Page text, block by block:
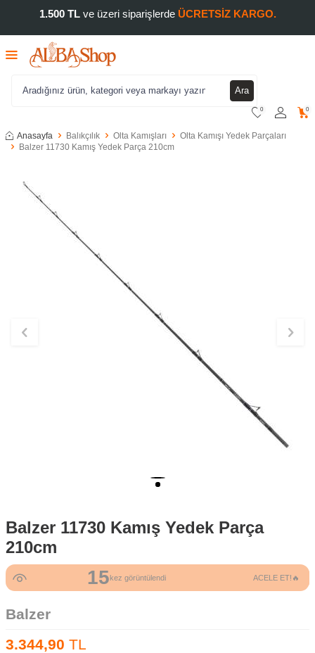
1.500 TLve üzeri siparişlerde ÜCRETSİZ KARGO.
Ara
0 0
Anasayfa Balıkçılık Olta Kamışları
Olta Kamışı Yedek Parçaları
Balzer 11730 Kamış Yedek Parça 210cm
Balzer 11730 Kamış Yedek Parça
210cm
15kez görüntülendi ACELE ET!🔥
Balzer
3.344,90 TL